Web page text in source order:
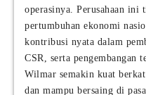
operasinya. Perusahaan ini
pertumbuhan ekonomi
kontribusi nyata dalam
CSR, serta pengembangan
Wilmar semakin kuat
dan mampu bersaing di